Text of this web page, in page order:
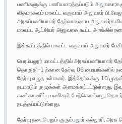
பணிகளுக்கு பணியமா;த்தப்படும்
விதமாகவும் மாவட்ட வருவாய் அலுவலர்
அரசுப்பணியாளர் தேர்வாணைய
மாவட்ட ஆட்சியர் அலுவலக கூட்ட அரங்கில்
இக்கூட்டத்தில் மாவட்ட வருவாய் அலுவலர்
பெரம்பலூர் மாவட்டத்தில் அரசுப்பணியாளர்
தொகுதி-1 ற்கான தேர்வு 06 மையங்களில்
தேர்வு எழுத உள்ளனர். இத்தேர்வுக்கு 10
நடமாடும் குழுக்கள் அமைக்கப்பட்டுள்ளது.
கண்காணிப்பு பணிகள் மேற்கொள்ளது
நடத்தப்பட்டுள்ளது.
தேர்வு நடைபெறும் குரும்பலூர் கல்லூரி,